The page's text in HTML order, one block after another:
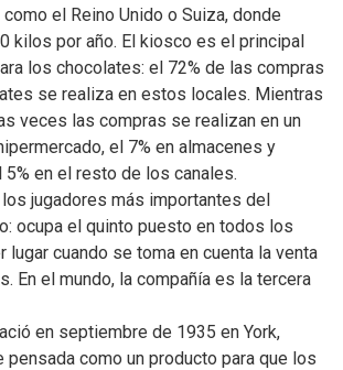
el Reino Unido o Suiza, donde
kilos por año. El kiosco es el principal
los chocolates: el 72% de las compras
se realiza en estos locales. Mientras
veces las compras se realizan en un
el 7% en almacenes y
en el resto de los canales.
jugadores más importantes del
ocupa el quinto puesto en todos los
lugar cuando se toma en cuenta la venta
En el mundo, la compañía es la tercera
en septiembre de 1935 en York,
pensada como un producto para que los